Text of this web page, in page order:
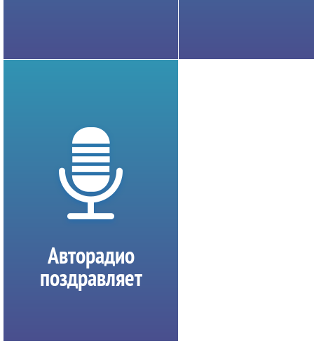
Авторадио
поздравляет